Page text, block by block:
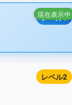
レベル1
現在表示中
レベル2